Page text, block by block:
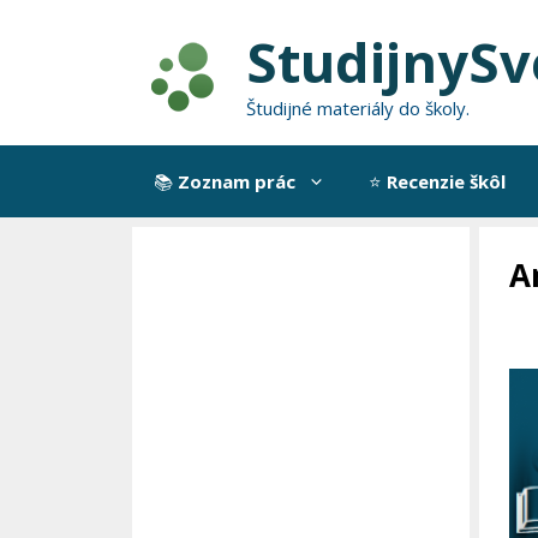
Študijné materiály do školy.
📚 Zoznam prác ⭐ Recenzie škôl